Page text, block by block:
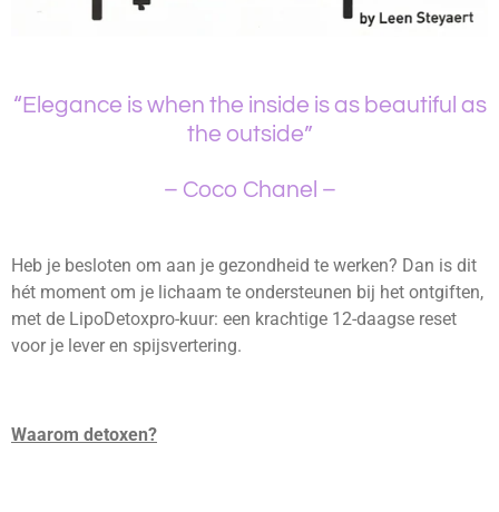
“Elegance is when the inside is as beautiful as
the outside”
– Coco Chanel –
Heb je besloten om aan je gezondheid te werken? Dan is dit
hét moment om je lichaam te ondersteunen bij het ontgiften,
met de LipoDetoxpro-kuur: een krachtige 12-daagse reset
voor je lever en spijsvertering.
Waarom detoxen?